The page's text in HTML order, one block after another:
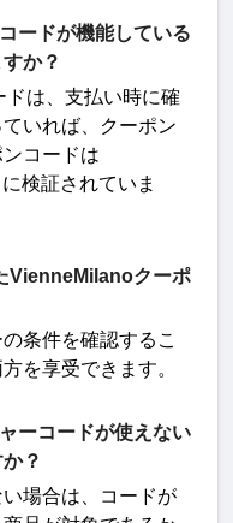
ードが機能している
か？
ドは、支払い時に確
いれば、クーポン
コードは
検証されていま
VienneMilanoクーポ
条件を確認するこ
を享受できます。
ーコードが使えない
？
場合は、コードが